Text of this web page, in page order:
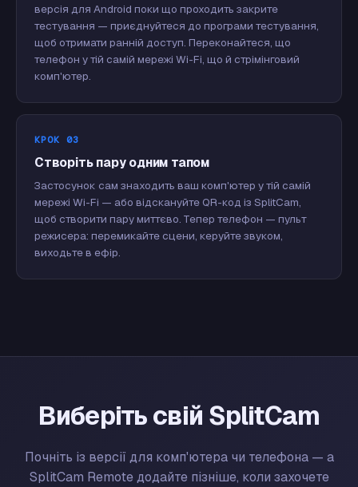
версія для Android поки що проходить закрите
тестування — приєднуйтеся до програми тестування,
щоб отримати ранній доступ. Переконайтеся, що
телефон у тій самій мережі Wi-Fi, що й стрімінговий
комп'ютер.
КРОК 03
Створіть пару одним тапом
Застосунок сам знаходить ваш комп'ютер у тій самій
мережі Wi-Fi — або відскануйте QR-код із SplitCam,
щоб створити пару миттєво. Тепер телефон — пульт
режисера: перемикайте сцени, керуйте звуком,
виходьте в ефір.
Виберіть свій SplitCam
Почніть із версії для комп'ютера чи телефона — а
SplitCam Remote додайте пізніше, коли захочете